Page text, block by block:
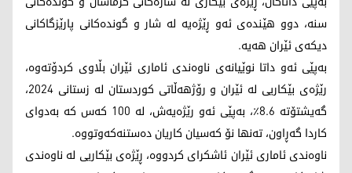
سنە، دوو هێندەی ئەو ڕێژەیە لە شار و گوندەکانی پارێزگاکانی
دیکەی ئێران هەیە.
بەپێی ئەو داتا نوێیانەی ناوەندی ئاماری ئێران بڵاوی کردۆتەوە،
رێژەی بێکاریی لە ئێران و رۆژهەڵاتی کوردستان لە زستانی 2024،
گەیشتۆتە 8.6٪، بەپێی ئەو رێژەیەش، لە 100 کەس کە بەدوای
کاردا گەڕاون، تەنها نۆ کەسیان کاریان دەستنەکەوتووە.
ناوەندی ئاماری ئێران ئاشکرای کردووە، ڕێژەی بێکاریی لە ناوەندی